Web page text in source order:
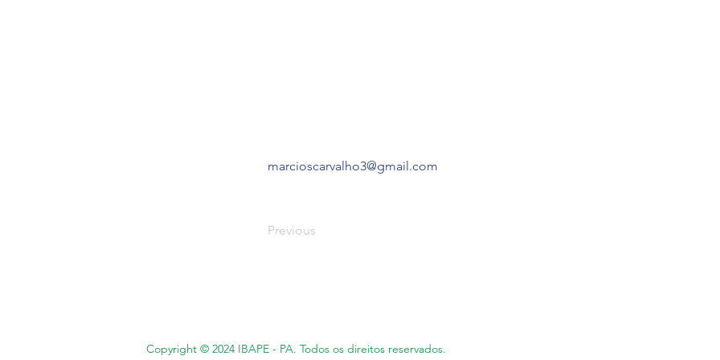
marcioscarvalho3@gmail.com
Previous
Copyright © 2024 IBAPE - PA. Todos os direitos reservados.